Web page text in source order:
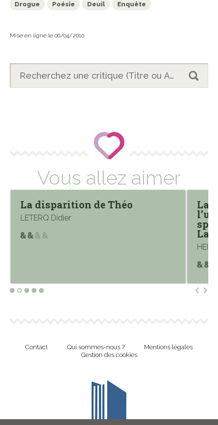
Drogue Poésie Deuil Enquête
Mise en ligne le 06/04/2010
Vous allez aimer
La disparition de Théo
LETERQ Didier
La
Contact Qui sommes-nous ?
Mentions légales
Gestion des cookies